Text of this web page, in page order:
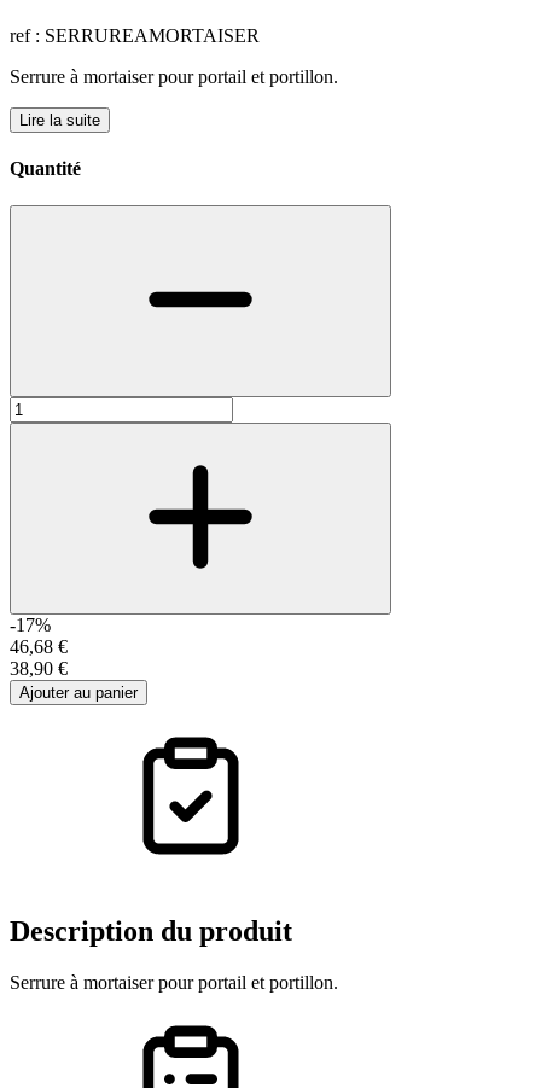
ref : SERRUREAMORTAISER
Serrure à mortaiser pour portail et portillon.
Lire la suite
Quantité
-17%
46,68 €
38,90 €
Ajouter au panier
Description du produit
Serrure à mortaiser pour portail et portillon.